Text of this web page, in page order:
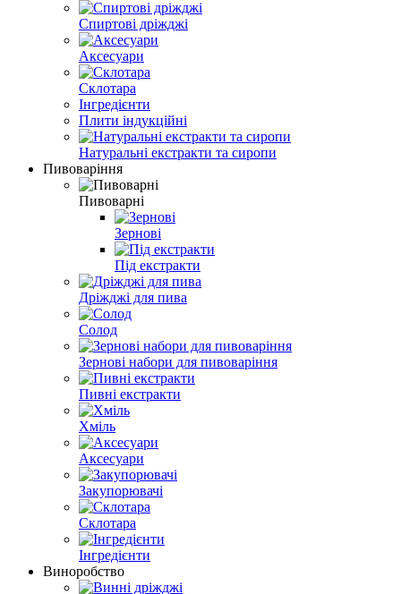
Спиртові дріжджі
Аксесуари
Склотара
Інгредієнти
Плити індукційні
Натуральні екстракти та сиропи
Пивоваріння
Пивоварні
Зернові
Під екстракти
Дріжджі для пива
Солод
Зернові набори для пивоваріння
Пивні екстракти
Хміль
Аксесуари
Закупорювачі
Склотара
Інгредієнти
Виноробство